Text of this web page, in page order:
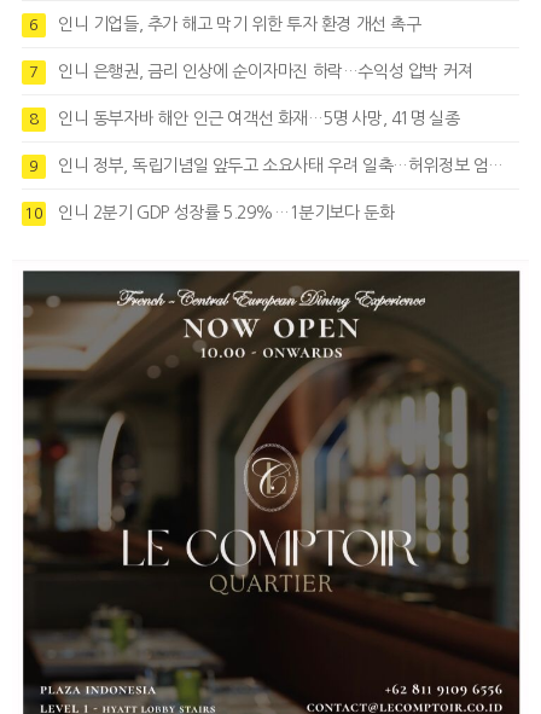
6 인니 기업들, 추가 해고 막기 위한 투자 환경 개선 촉구
7 인니 은행권, 금리 인상에 순이자마진 하락…수익성 압박 커져
8 인니 동부자바 해안 인근 여객선 화재…5명 사망, 41명 실종
9 인니 정부, 독립기념일 앞두고 소요사태 우려 일축…허위정보 엄정대응
10 인니 2분기 GDP 성장률 5.29%…1분기보다 둔화